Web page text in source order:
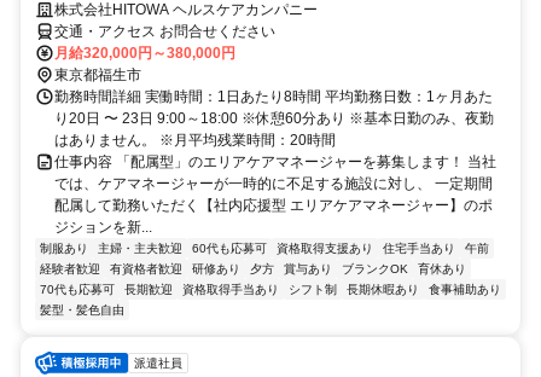
株式会社HITOWA ヘルスケアカンパニー
交通・アクセス お問合せください
月給320,000円～380,000円
東京都福生市
勤務時間詳細 実働時間：1日あたり8時間 平均勤務日数：1ヶ月あた
り20日 〜 23日 9:00～18:00 ※休憩60分あり ※基本日勤のみ、夜勤
はありません。 ※月平均残業時間：20時間
仕事内容 「配属型」のエリアケアマネージャーを募集します！ 当社
では、ケアマネージャーが一時的に不足する施設に対し、 一定期間
配属して勤務いただく【社内応援型 エリアケアマネージャー】のポ
ジションを新...
制服あり 主婦・主夫歓迎 60代も応募可 資格取得支援あり 住宅手当あり
午前
経験者歓迎
有資格者歓迎 研修あり 夕方 賞与あり ブランクOK
育休あり
70代も応募可
長期歓迎 資格取得手当あり シフト制 長期休暇あり
食事補助あり
髪型・髪色自由
派遣社員